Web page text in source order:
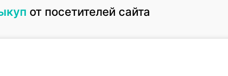
или как избавиться от неработающего гаджета. Мы берем
старый гаджет в наличные
от посетителей сайта